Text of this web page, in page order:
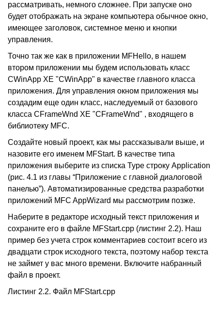
рассматривать, немного сложнее. При запуске оно
будет отображать на экране компьютера обычное окно,
имеющее заголовок, системное меню и кнопки
управления.
Точно так же как в приложении MFHello, в нашем
втором приложении мы будем использовать класс
CWinApp XE "CWinApp" в качестве главного класса
приложения. Для управления окном приложения мы
создадим еще один класс, наследуемый от базового
класса CFrameWnd XE "CFrameWnd" , входящего в
библиотеку MFС.
Создайте новый проект, как мы рассказывали выше, и
назовите его именем MFStart. В качестве типа
приложения выберите из списка Type строку Application
(рис. 4.1 из главы “Приложение с главной диалоговой
панелью”). Автоматизированные средства разработки
приложений MFC AppWizard мы рассмотрим позже.
Наберите в редакторе исходный текст приложения и
сохраните его в файле MFStart.cpp (листинг 2.2). Наш
пример без учета строк комментариев состоит всего из
двадцати строк исходного текста, поэтому набор текста
не займет у вас много времени. Включите набранный
файл в проект.
Листинг 2.2. Файл MFStart.cpp